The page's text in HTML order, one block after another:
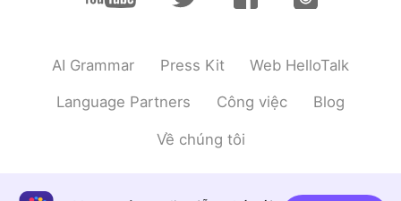
EN JP
莉子 2020.03.03 03:47
JP EN
@Madhuriマドゥリ
AI Grammar Press Kit Web HelloTalk
Language Partners Công việc Blog
Về chúng tôi